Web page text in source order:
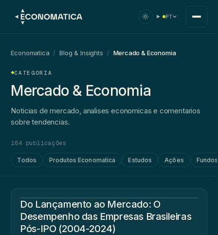
PT
Economatica / Blog & Insights / Mercado & Economia
CATEGORIA
Mercado & Economia
Noticias de mercado, analises economicas e comentarios
sobre tendencias.
164 publicações
Todos Produtos Economatica Estudos Ações Fundos
Do Lançamento ao Mercado: O
Desempenho das Empresas Brasileiras
Pós-IPO (2004-2024)